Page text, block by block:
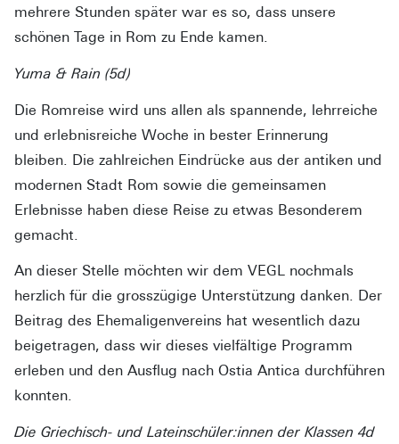
mehrere Stunden später war es so, dass unsere
schönen Tage in Rom zu Ende kamen.
Yuma & Rain (5d)
Die Romreise wird uns allen als spannende, lehrreiche
und erlebnisreiche Woche in bester Erinnerung
bleiben. Die zahlreichen Eindrücke aus der antiken und
modernen Stadt Rom sowie die gemeinsamen
Erlebnisse haben diese Reise zu etwas Besonderem
gemacht.
An dieser Stelle möchten wir dem VEGL nochmals
herzlich für die grosszügige Unterstützung danken. Der
Beitrag des Ehemaligenvereins hat wesentlich dazu
beigetragen, dass wir dieses vielfältige Programm
erleben und den Ausflug nach Ostia Antica durchführen
konnten.
Die Griechisch- und Lateinschüler:innen der Klassen 4d